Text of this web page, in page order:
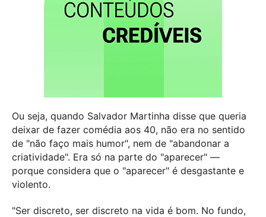
Ou seja, quando Salvador Martinha disse que queria
deixar de fazer comédia aos 40, não era no sentido
de "não faço mais humor", nem de "abandonar a
criatividade". Era só na parte do "aparecer" —
porque considera que o "aparecer" é desgastante e
violento.
"Ser discreto, ser discreto na vida é bom. No fundo,